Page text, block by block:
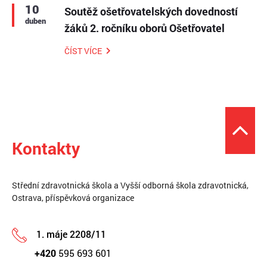
10
duben
Soutěž ošetřovatelských dovedností
žáků 2. ročníku oborů Ošetřovatel
ČÍST VÍCE
Kontakty
Střední zdravotnická škola a Vyšší odborná škola zdravotnická,
Ostrava, příspěvková organizace
1. máje 2208/11
+420 595 693 601